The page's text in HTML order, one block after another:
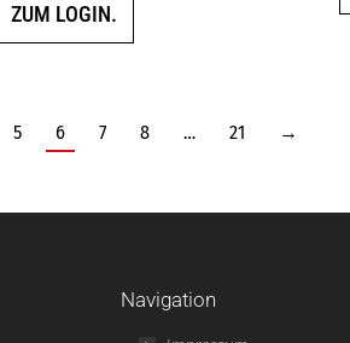
ZUM LOGIN.
5 6 7 8 … 21 →
Navigation